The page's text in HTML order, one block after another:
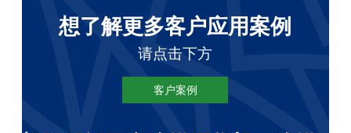
想了解更多客户应用案例
请点击下方
客户案例